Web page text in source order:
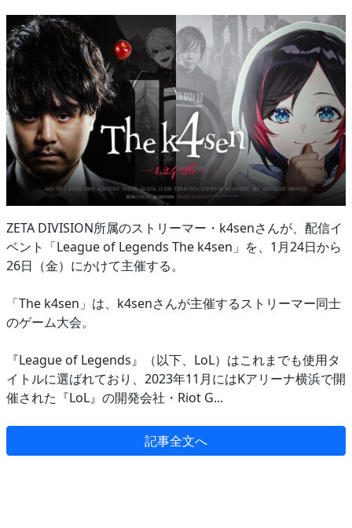
ZETA DIVISION所属のストリーマー・k4senさんが、配信イ
ベント「League of Legends The k4sen」を、1月24日から
26日（金）にかけて主催する。
「The k4sen」は、k4senさんが主催するストリーマー同士
のゲーム大会。
『League of Legends』（以下、LoL）はこれまでも使用タ
イトルに選ばれており、2023年11月にはKアリーナ横浜で開
催された『LoL』の開発会社・Riot G...
記事全文へ